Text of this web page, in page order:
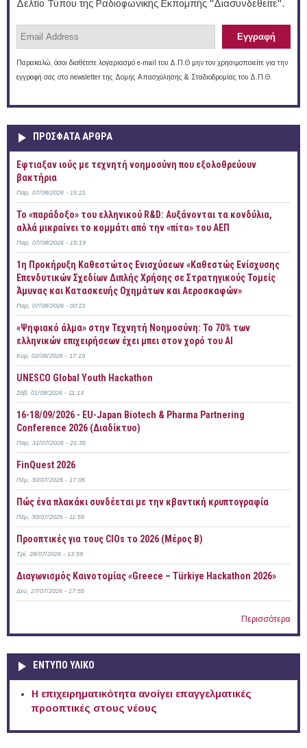
Δελτίο Τύπου της Ραδιοφωνικής Εκπομπής "Διασυνδεθείτε".
Παρακαλώ, όσοι διαθέτετε λογαριασμό e-mail του Δ.Π.Θ μην τον χρησιμοποιείτε για την
εγγραφή σας στο newsletter της Δομής Απασχόλησης & Σταδιοδρομίας του Δ.Π.Θ.
ΠΡOΣΦΑΤΑ AΡΘΡΑ
Έφτιαξαν ιούς με τεχνητή νοημοσύνη που εξολοθρεύουν
βακτήρια
Παρ, 07/08/2026 - 15:21
Το «παράδοξο» του ελληνικού R&D: Αυξάνονται τα κονδύλια,
αλλά μικραίνει το κομμάτι από την «πίτα» του ΑΕΠ
Παρ, 07/08/2026 - 15:19
1η Προκήρυξη Καθεστώτος Ενισχύσεων «Καθεστώς Ενίσχυσης
Επενδυτικών Σχεδίων Διπλής Χρήσης σε Στρατηγικούς Τομείς
Άμυνας και Κατασκευής Οχημάτων και Αεροσκαφών»
Παρ, 07/08/2026 - 00:21
«Ψηφιακό άλμα» στην Τεχνητή Νοημοσύνη: Το 70% των
ελληνικών επιχειρήσεων έχει μπει στον χορό του AI
Κυρ, 02/08/2026 - 17:19
UNESCO Global Youth Hackathon
Σάβ, 01/08/2026 - 11:13
16-18/09/2026 - EU-Japan Biotech & Pharma Partnering
Conference 2026 (Διαδίκτυο)
Παρ, 31/07/2026 - 21:35
FinQuest 2026
Πέμ, 30/07/2026 - 17:05
Πώς ένα πλακάκι συνδέεται με την κβαντική κρυπτογραφία
Πέμ, 30/07/2026 - 11:59
Προοπτικές για τους CIOs το 2026 (Μέρος Β)
Τρί, 28/07/2026 - 13:59
Διαγωνισμός Καινοτομίας «Greece – Türkiye Hackathon 2026»
Δευ, 27/07/2026 - 17:55
Περισσότερα
ΕΝΤΥΠΟ ΥΛΙΚΟ
Η επιχειρηματικότητα ανοίγει επαγγελματικές
προοπτικές στους νέους